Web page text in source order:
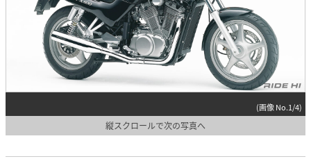
(画像 No.1/4)
縦スクロールで次の写真へ